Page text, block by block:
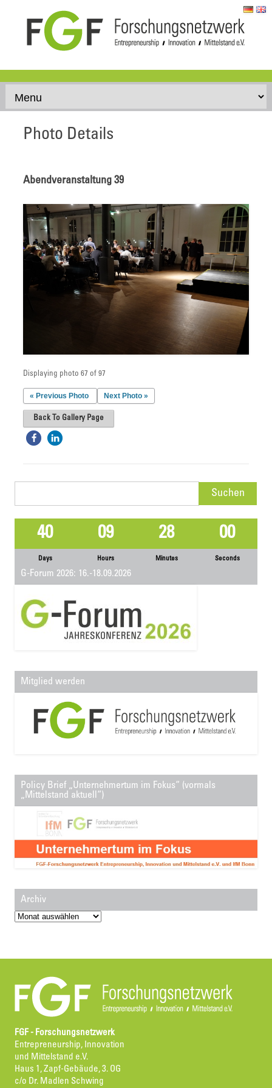
Skip to content
Photo Details
Abendveranstaltung 39
Displaying photo 67 of 97
« Previous Photo Next Photo »
Back To Gallery Page
40
Days
09
Hours
28
Minutes
00
Seconds
G-Forum 2026: 16.-18.09.2026
Mitglied werden
Policy Brief „Unternehmertum im Fokus“ (vormals
„Mittelstand aktuell“)
Archiv
Archiv
FGF - Forschungsnetzwerk
Entrepreneurship, Innovation
und Mittelstand e.V.
Haus 1, Zapf-Gebäude, 3. OG
c/o Dr. Madlen Schwing